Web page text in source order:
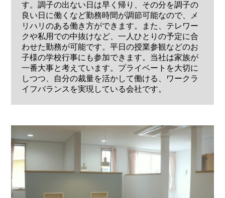
す。調子の出ない日は早く帰り、その分を調子の
良い日に働くなど勤務時間が調節可能なので、メ
リハリのある働き方ができます。また、テレワー
クや私用での中抜けなど、一人ひとりの予定に合
わせた勤務が可能です。平日の授業参観などのお
子様の学校行事にも参加できます。当社は家族が
一番大事と考えています。プライベートを大切に
しつつ、自分の裁量を活かして働ける、ワークラ
イフバランスを実現している会社です。